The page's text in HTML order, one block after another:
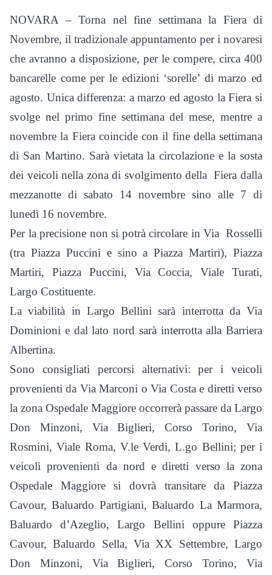
NOVARA – Torna nel fine settimana la Fiera di
Novembre, il tradizionale appuntamento per i novaresi
che avranno a disposizione, per le compere, circa 400
bancarelle come per le edizioni ‘sorelle’ di marzo ed
agosto. Unica differenza: a marzo ed agosto la Fiera si
svolge nel primo fine settimana del mese, mentre a
novembre la Fiera coincide con il fine della settimana
di San Martino. Sarà vietata la circolazione e la sosta
dei veicoli nella zona di svolgimento della Fiera dalla
mezzanotte di sabato 14 novembre sino alle 7 di
lunedì 16 novembre.
Per la precisione non si potrà circolare in Via Rosselli
(tra Piazza Puccini e sino a Piazza Martiri), Piazza
Martiri, Piazza Puccini, Via Coccia, Viale Turati,
Largo Costituente.
La viabilità in Largo Bellini sarà interrotta da Via
Dominioni e dal lato nord sarà interrotta alla Barriera
Albertina.
Sono consigliati percorsi alternativi: per i veicoli
provenienti da Via Marconi o Via Costa e diretti verso
la zona Ospedale Maggiore occorrerà passare da Largo
Don Minzoni, Via Biglieri, Corso Torino, Via
Rosmini, Viale Roma, V.le Verdi, L.go Bellini; per i
veicoli provenienti da nord e diretti verso la zona
Ospedale Maggiore si dovrà transitare da Piazza
Cavour, Baluardo Partigiani, Baluardo La Marmora,
Baluardo d’Azeglio, Largo Bellini oppure Piazza
Cavour, Baluardo Sella, Via XX Settembre, Largo
Don Minzoni, Via Biglieri, Corso Torino, Via